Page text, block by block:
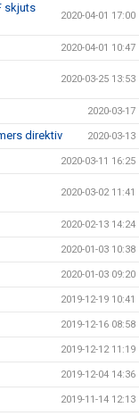
skjuts
2020-04-01 17:00
2020-04-01 10:47
2020-03-25 13:53
2020-03-17
direktiv 2020-03-13
2020-03-11 16:25
2020-03-02 11:41
2020-02-13 14:24
2020-01-03 10:38
2020-01-03 09:20
2019-12-19 10:41
2019-12-16 08:58
2019-12-12 11:19
2019-12-04 14:36
2019-11-14 12:13